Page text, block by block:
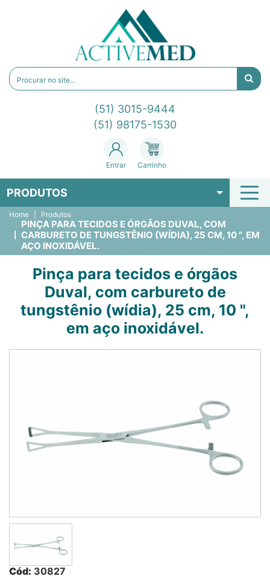
(51) 3015-9444
(51) 98175-1530
Entrar Carrinho
PRODUTOS
Home Produtos
PINÇA PARA TECIDOS E ÓRGÃOS DUVAL, COM
CARBURETO DE TUNGSTÊNIO (WÍDIA), 25 CM, 10 ", EM
AÇO INOXIDÁVEL.
Pinça para tecidos e órgãos
Duval, com carbureto de
tungstênio (wídia), 25 cm, 10 ",
em aço inoxidável.
Cód: 30827